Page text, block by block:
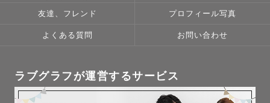
友達、フレンド プロフィール写真
よくある質問 お問い合わせ
ラブグラフが運営するサービス